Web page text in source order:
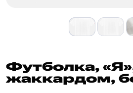
Футболка,
жаккардом,